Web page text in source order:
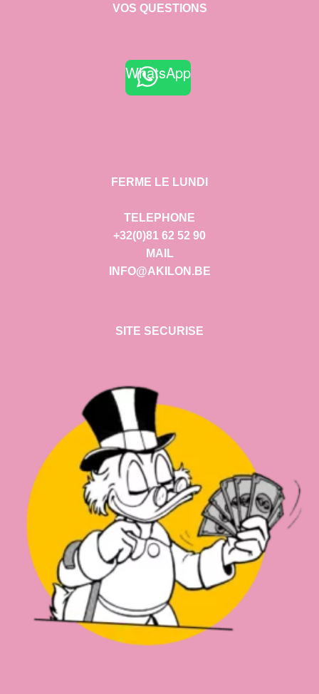
VOS QUESTIONS
WhatsApp
FERME LE LUNDI
TELEPHONE
+32(0)81 62 52 90
MAIL
INFO@AKILON.BE
SITE SECURISE